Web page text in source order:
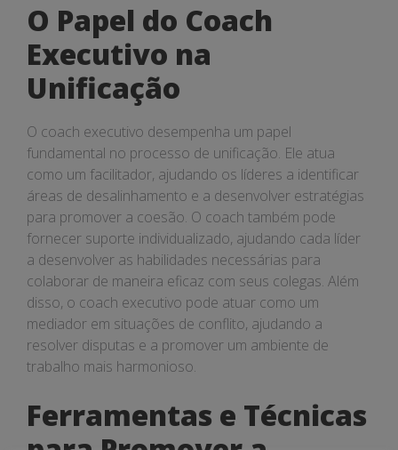
O Papel do Coach
Executivo na
Unificação
O coach executivo desempenha um papel
fundamental no processo de unificação. Ele atua
como um facilitador, ajudando os líderes a identificar
áreas de desalinhamento e a desenvolver estratégias
para promover a coesão. O coach também pode
fornecer suporte individualizado, ajudando cada líder
a desenvolver as habilidades necessárias para
colaborar de maneira eficaz com seus colegas. Além
disso, o coach executivo pode atuar como um
mediador em situações de conflito, ajudando a
resolver disputas e a promover um ambiente de
trabalho mais harmonioso.
Ferramentas e Técnicas